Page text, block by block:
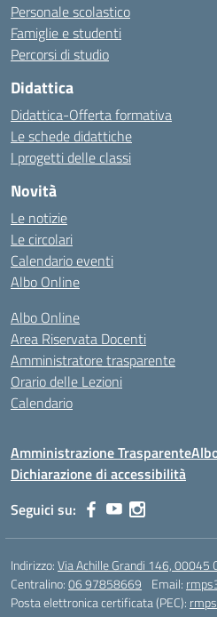
Personale scolastico
Famiglie e studenti
Percorsi di studio
Didattica
Didattica-Offerta formativa
Le schede didattiche
I progetti delle classi
Novità
Le notizie
Le circolari
Calendario eventi
Albo Online
Albo Online
Area Riservata Docenti
Amministratore trasparente
Orario delle Lezioni
Calendario
Amministrazione Trasparente
Dichiarazione di accessibilità
Seguici su:
Indirizzo:Via Achille Grandi 146, 00045
Centralino:06 97858669 Email:
Posta elettronica certificata (PEC):